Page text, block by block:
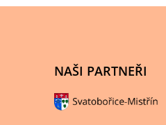
NAŠI PARTNEŘI